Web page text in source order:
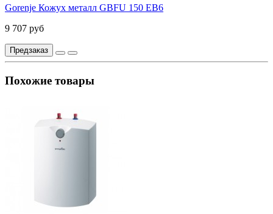
Gorenje Кожух металл GBFU 150 EB6
9 707 руб
Предзаказ
Похожие товары